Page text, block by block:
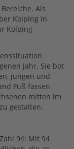
Als
Kolping in
Kolping
Jahr. Sie bot
jungen und
Fuß fassen
mitten im
gestalten.
94: Mit 94